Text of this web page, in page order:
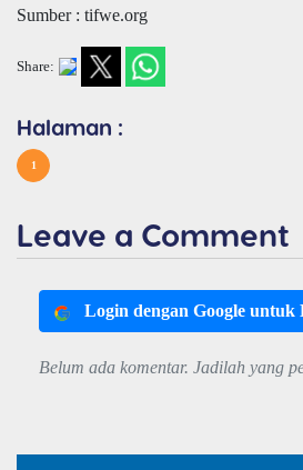
Sumber : tifwe.org
Share:
Halaman :
1
Leave a Comment
Login dengan Google untuk
Belum ada komentar. Jadilah yang